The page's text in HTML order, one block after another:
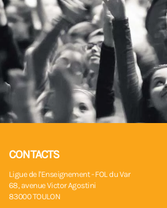
CONTACTS
Ligue de l'Enseignement - FOL du Var
68, avenue Victor Agostini
83000 TOULON